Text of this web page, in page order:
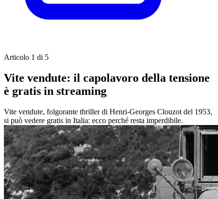
Articolo 1 di 5
Vite vendute: il capolavoro della tensione
è gratis in streaming
Vite vendute, folgorante thriller di Henri-Georges Clouzot del 1953,
si può vedere gratis in Italia: ecco perché resta imperdibile.